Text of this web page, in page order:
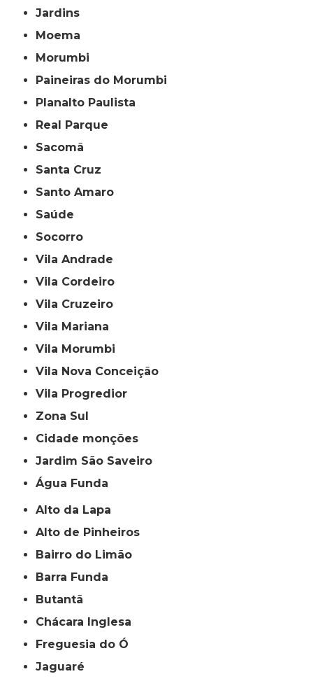
Jardins
Moema
Morumbi
Paineiras do Morumbi
Planalto Paulista
Real Parque
Sacomã
Santa Cruz
Santo Amaro
Saúde
Socorro
Vila Andrade
Vila Cordeiro
Vila Cruzeiro
Vila Mariana
Vila Morumbi
Vila Nova Conceição
Vila Progredior
Zona Sul
cidade monções
jardim São Saveiro
Água Funda
Alto da Lapa
Alto de Pinheiros
Bairro do Limão
Barra Funda
Butantã
Chácara Inglesa
Freguesia do Ó
Jaguaré